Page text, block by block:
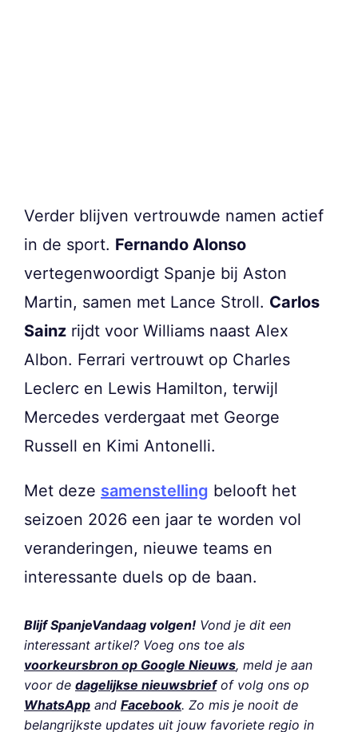
Verder blijven vertrouwde namen actief
in de sport. Fernando Alonso
vertegenwoordigt Spanje bij Aston
Martin, samen met Lance Stroll. Carlos
Sainz rijdt voor Williams naast Alex
Albon. Ferrari vertrouwt op Charles
Leclerc en Lewis Hamilton, terwijl
Mercedes verdergaat met George
Russell en Kimi Antonelli.
Met deze samenstelling belooft het
seizoen 2026 een jaar te worden vol
veranderingen, nieuwe teams en
interessante duels op de baan.
Blijf SpanjeVandaag volgen! Vond je dit een
interessant artikel? Voeg ons toe als
voorkeursbron op Google Nieuws, meld je aan
voor de dagelijkse nieuwsbriefof volg ons op
WhatsApp and Facebook. Zo mis je nooit de
belangrijkste updates uit jouw favoriete regio in